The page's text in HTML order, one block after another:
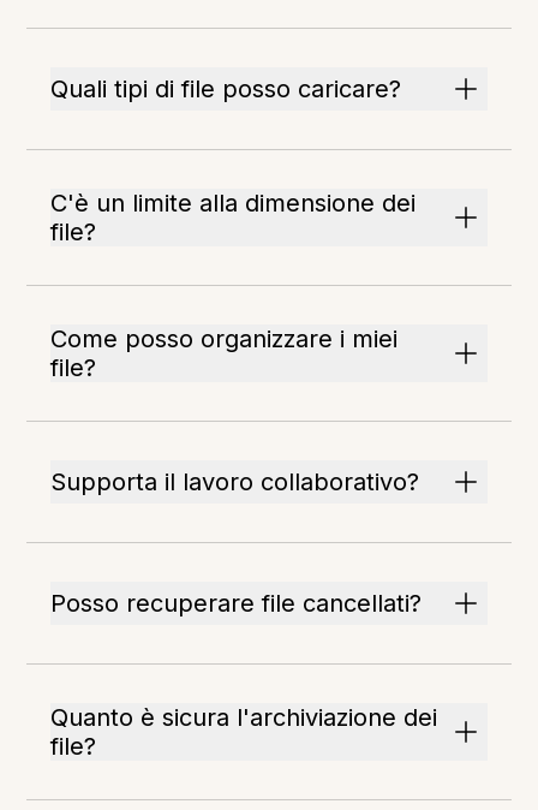
Quali tipi di file posso caricare?
C'è un limite alla dimensione dei
file?
Come posso organizzare i miei
file?
Supporta il lavoro collaborativo?
Posso recuperare file cancellati?
Quanto è sicura l'archiviazione dei
file?